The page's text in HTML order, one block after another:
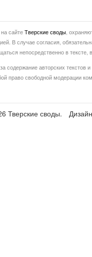
сайтеТверские своды ,
В случае согласия,
непосредственно в
содержание авторских
право свободной модерации
Тверские своды.